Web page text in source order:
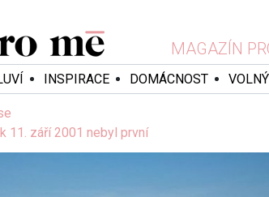
MAGAZÍN
INSPIRACE DOMÁCNOST
11. září 2001 nebyl první